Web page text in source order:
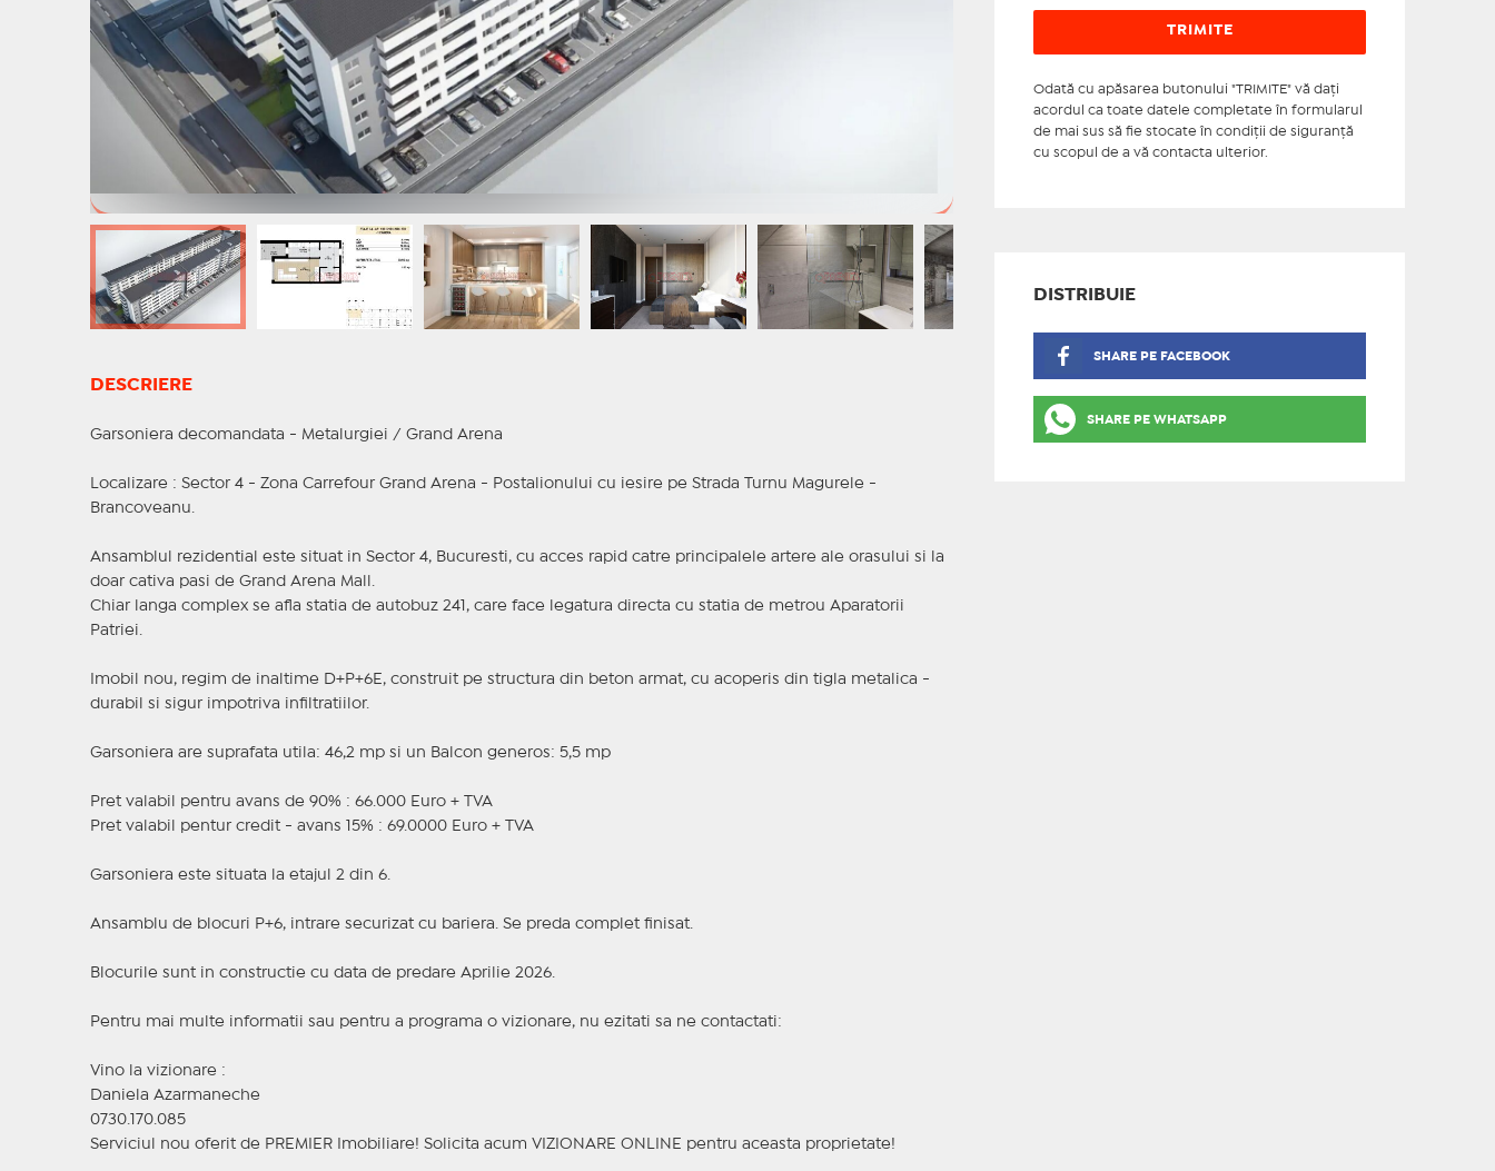
DESCRIERE
Garsoniera decomandata - Metalurgiei / Grand Arena
Localizare : Sector 4 - Zona Carrefour Grand Arena - Postalionului cu iesire pe Strada Turnu Magurele -
Brancoveanu.
Ansamblul rezidential este situat in Sector 4, Bucuresti, cu acces rapid catre principalele artere ale orasului si la
doar cativa pasi de Grand Arena Mall.
Chiar langa complex se afla statia de autobuz 241, care face legatura directa cu statia de metrou Aparatorii
Patriei.
Imobil nou, regim de inaltime D+P+6E, construit pe structura din beton armat, cu acoperis din tigla metalica -
durabil si sigur impotriva infiltratiilor.
Garsoniera are suprafata utila: 46,2 mp si un Balcon generos: 5,5 mp
Pret valabil pentru avans de 90% : 66.000 Euro + TVA
Pret valabil pentur credit - avans 15% : 69.0000 Euro + TVA
Garsoniera este situata la etajul 2 din 6.
Ansamblu de blocuri P+6, intrare securizat cu bariera. Se preda complet finisat.
Blocurile sunt in constructie cu data de predare Aprilie 2026.
Pentru mai multe informatii sau pentru a programa o vizionare, nu ezitati sa ne contactati:
Vino la vizionare :
Daniela Azarmaneche
0730.170.085
Serviciul nou oferit de PREMIER Imobiliare! Solicita acum VIZIONARE ONLINE pentru aceasta proprietate!
Odată cu apăsarea butonului "TRIMITE" vă daţi
acordul ca toate datele completate în formularul
de mai sus să fie stocate în condiţii de siguranţă
cu scopul de a vă contacta ulterior.
DISTRIBUIE
SHARE PE FACEBOOK
SHARE PE WHATSAPP